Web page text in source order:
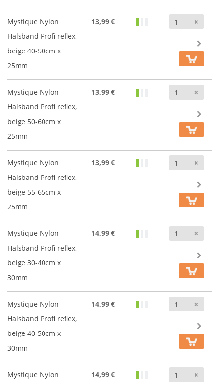
Mystique Nylon
Halsband Profi reflex,
beige 40-50cm x
25mm
13,99 €
Mystique Nylon
Halsband Profi reflex,
beige 50-60cm x
25mm
13,99 €
Mystique Nylon
Halsband Profi reflex,
beige 55-65cm x
25mm
13,99 €
Mystique Nylon
Halsband Profi reflex,
beige 30-40cm x
30mm
14,99 €
Mystique Nylon
Halsband Profi reflex,
beige 40-50cm x
30mm
14,99 €
Mystique Nylon 14,99 €